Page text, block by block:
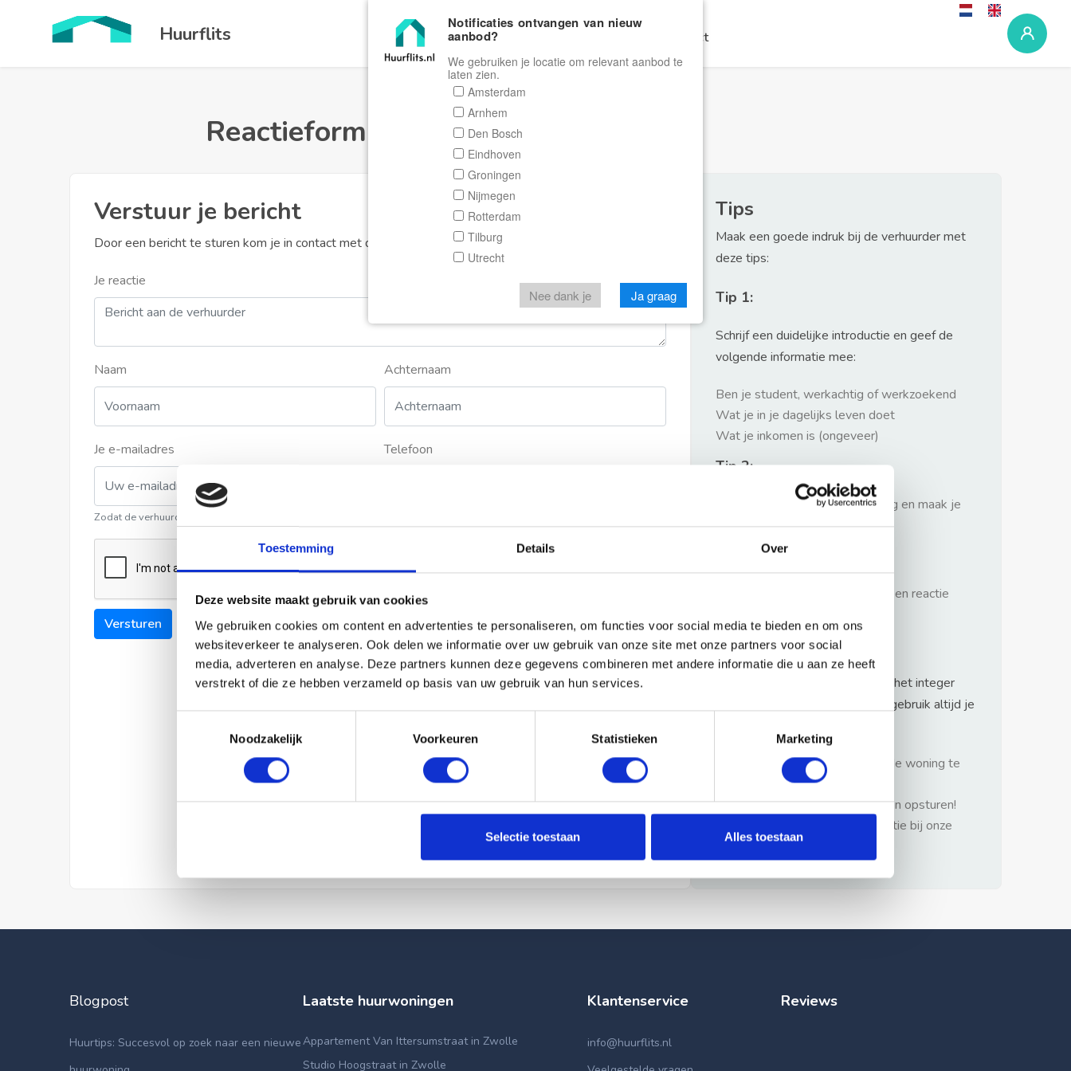
Toestemming Details Over
Deze website maakt gebruik van cookies
We gebruiken cookies om content en advertenties te personaliseren, om functies voor social media te bieden en om ons
websiteverkeer te analyseren. Ook delen we informatie over uw gebruik van onze site met onze partners voor social
media, adverteren en analyse. Deze partners kunnen deze gegevens combineren met andere informatie die u aan ze heeft
verstrekt of die ze hebben verzameld op basis van uw gebruik van hun services.
Noodzakelijk
Voorkeuren Statistieken Marketing
Selectie toestaan Alles toestaan
Huurflits Home Zoeken Contact
Reactieformulier Huurflits
Verstuur je bericht
Door een bericht te sturen kom je in contact met de aanbieder of makelaar van de woning.
Je reactie
Naam Achternaam
Je e-mailadres
Zodat de verhuurder contact met u kan opnemen
Telefoon
Versturen
Tips
Maak een goede indruk bij de verhuurder met
deze tips:
Tip 1:
Schrijf een duidelijke introductie en geef de
volgende informatie mee:
Ben je student, werkachtig of werkzoekend
Wat je in je dagelijks leven doet
Wat je inkomen is (ongeveer)
Tip 2:
Wees beleefd, niet te langdradig en maak je
verhaal kort
Wacht niet met reageren. Snel een reactie
Waarschuwing
Huurflits hecht veel waarde aan het integer
handelen van verhuurders maar gebruik altijd je
1: Nooit vooraf betalen zonder de woning te
hebben gezien.
2: Geen persoonlijke documenten opsturen!
3: Meld bij misbruik de advertentie bij onze
klantenservice.
Blogpost
Huurtips: Succesvol op zoek naar een nieuwe
Laatste huurwoningen
Appartement Van Ittersumstraat in Zwolle
Studio Hoogstraat in Zwolle
Klantenservice
info@huurflits.nl
Reviews
Notificaties ontvangen van nieuw
aanbod?
We gebruiken je locatie om relevant aanbod te
laten zien.
Amsterdam
Arnhem
Den Bosch
Eindhoven
Groningen
Nijmegen
Rotterdam
Tilburg
Utrecht
Nee dank je Ja graag